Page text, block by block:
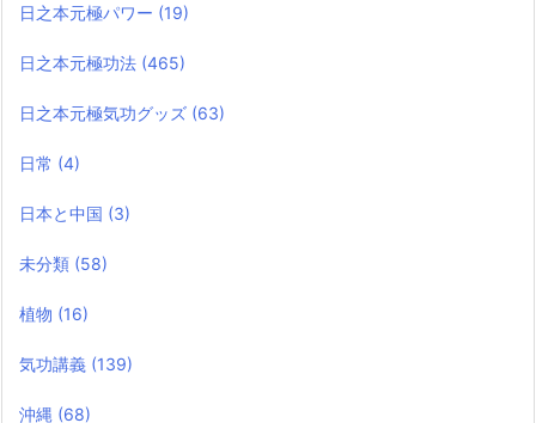
日之本元極パワー (19)
日之本元極功法 (465)
日之本元極気功グッズ (63)
日常 (4)
日本と中国 (3)
未分類 (58)
植物 (16)
気功講義 (139)
沖縄 (68)